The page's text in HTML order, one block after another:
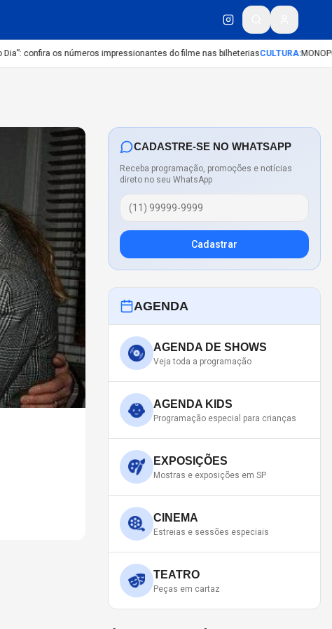
confira os números impressionantes do filme nas bilheteriasCULTURA:
SAIBA QUEM VAI ABRIR O
Apresentação acontecerá no dia 9 de setembro, no
CADASTRE-SE NO WHATSAPP
Receba programação, promoções e notícias
direto no seu WhatsApp
Cadastrar
AGENDA
AGENDA DE SHOWS
Veja toda a programação
AGENDA KIDS
Programação especial para crianças
EXPOSIÇÕES
Mostras e exposições em SP
CINEMA
Estreias e sessões especiais
TEATRO
Peças em cartaz